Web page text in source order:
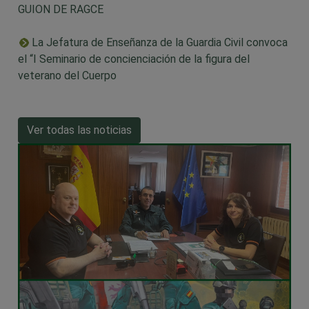
GUION DE RAGCE
La Jefatura de Enseñanza de la Guardia Civil convoca
el “I Seminario de concienciación de la figura del
veterano del Cuerpo
Ver todas las noticias